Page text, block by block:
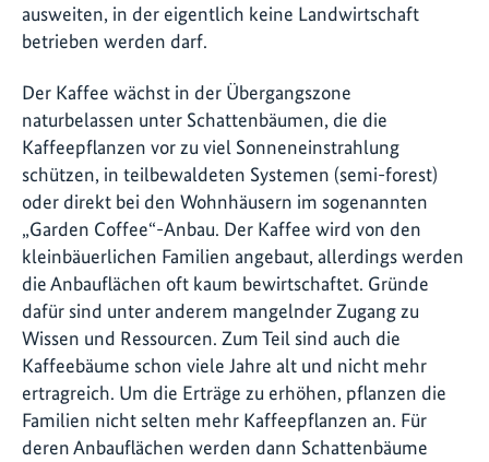
ausweiten, in der eigentlich keine Landwirtschaft
betrieben werden darf.
Der Kaffee wächst in der Übergangszone
naturbelassen unter Schattenbäumen, die die
Kaffeepflanzen vor zu viel Sonneneinstrahlung
schützen, in teilbewaldeten Systemen (semi-forest)
oder direkt bei den Wohnhäusern im sogenannten
„Garden Coffee“-Anbau. Der Kaffee wird von den
kleinbäuerlichen Familien angebaut, allerdings werden
die Anbauflächen oft kaum bewirtschaftet. Gründe
dafür sind unter anderem mangelnder Zugang zu
Wissen und Ressourcen. Zum Teil sind auch die
Kaffeebäume schon viele Jahre alt und nicht mehr
ertragreich. Um die Erträge zu erhöhen, pflanzen die
Familien nicht selten mehr Kaffeepflanzen an. Für
deren Anbauflächen werden dann Schattenbäume